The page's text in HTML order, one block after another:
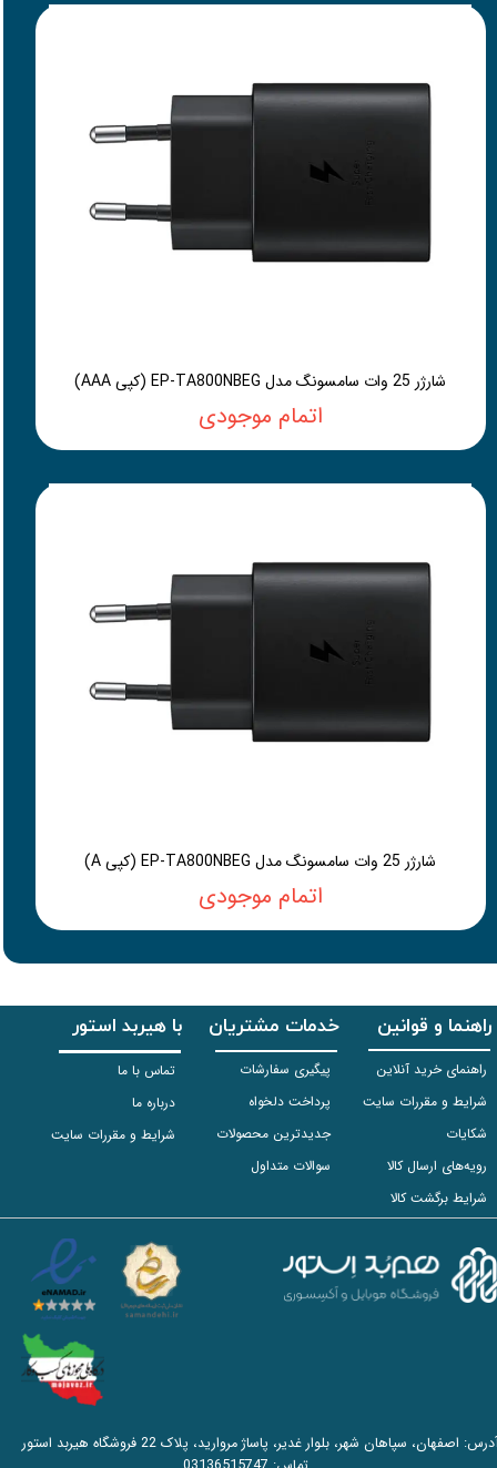
شارژر 25 وات سامسونگ مدل EP-TA800NBEG (کپی AAA)
اتمام موجودی
شارژر 25 وات سامسونگ مدل EP-TA800NBEG (کپی A)
اتمام موجودی
راهنما و قوانین
راهنمای خرید آنلاین
شرایط و مقررات سایت
شکایات
رویه‌های ارسال کالا
شرایط برگشت کالا
خدمات مشتریان
پیگیری سفارشات
پرداخت دلخواه
جدیدترین محصولات
سوالات متداول
با هیربد استور
تماس با ما
درباره ما
شرایط و مقررات سایت
آدرس: اصفهان، سپاهان شهر، بلوار غدیر، پاساژ مروارید، پلاک 22 فروشگاه هیربد استور